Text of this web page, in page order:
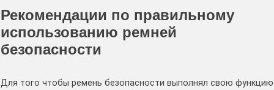
Рекомендации по правильному
использованию ремней
безопасности
Для того чтобы ремень безопасности выполнял свою функцию